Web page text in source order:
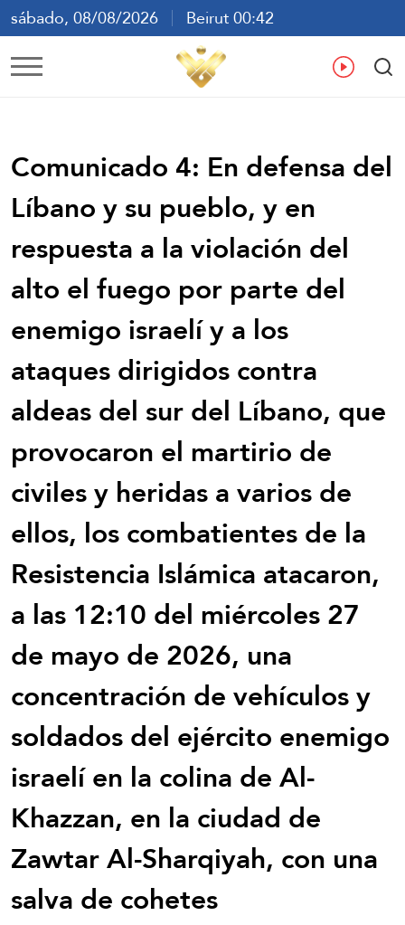
sábado, 08/08/2026
Beirut 00:42
ع En
Comunicado 4: En defensa del
Líbano y su pueblo, y en
respuesta a la violación del
alto el fuego por parte del
enemigo israelí y a los
ataques dirigidos contra
aldeas del sur del Líbano, que
provocaron el martirio de
civiles y heridas a varios de
ellos, los combatientes de la
Resistencia Islámica atacaron,
a las 12:10 del miércoles 27
de mayo de 2026, una
concentración de vehículos y
soldados del ejército enemigo
israelí en la colina de Al-
Khazzan, en la ciudad de
Zawtar Al-Sharqiyah, con una
salva de cohetes